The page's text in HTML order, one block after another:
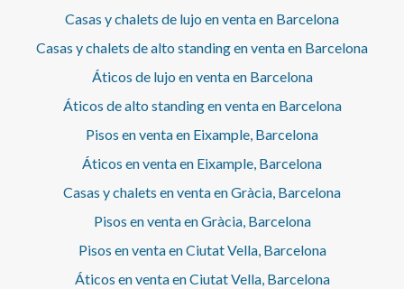
contrato de arrendamiento de vivienda en los últimos 5
años.Este propietario ostenta la condición de gran
Casas y chalets de lujo en venta en Barcelona
Casas y chalets de alto standing en venta en Barcelona
Áticos de lujo en venta en Barcelona
Áticos de alto standing en venta en Barcelona
Pisos en venta en Eixample, Barcelona
Áticos en venta en Eixample, Barcelona
Casas y chalets en venta en Gràcia, Barcelona
Pisos en venta en Gràcia, Barcelona
Pisos en venta en Ciutat Vella, Barcelona
Áticos en venta en Ciutat Vella, Barcelona